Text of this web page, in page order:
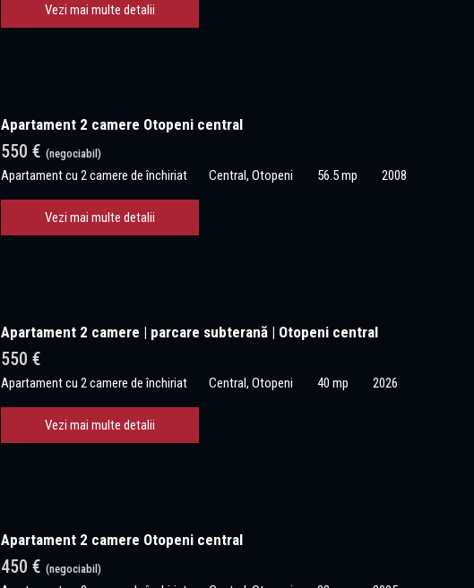
Vezi mai multe detalii
Apartament 2 camere Otopeni central
550 € (negociabil)
Apartament cu 2 camere de închiriat Central, Otopeni 56.5 mp 2008
Vezi mai multe detalii
Apartament 2 camere | parcare subterană | Otopeni central
550 €
Apartament cu 2 camere de închiriat Central, Otopeni 40 mp 2026
Vezi mai multe detalii
Apartament 2 camere Otopeni central
450 € (negociabil)